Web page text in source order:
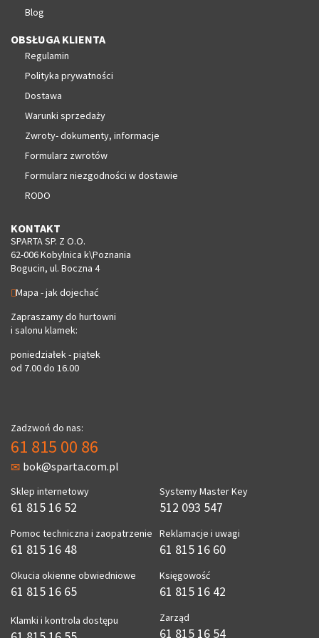
Blog
OBSŁUGA KLIENTA
Regulamin
Polityka prywatności
Dostawa
Warunki sprzedaży
Zwroty- dokumenty, informacje
Formularz zwrotów
Formularz niezgodności w dostawie
RODO
KONTAKT
SPARTA SP. Z O.O.
62-006 Kobylnica k\Poznania
Bogucin, ul. Boczna 4
Mapa - jak dojechać
Zapraszamy do hurtowni
i salonu klamek:
poniedziałek - piątek
od 7.00 do 16.00
Zadzwoń do nas:
61 815 00 86
bok@sparta.com.pl
Sklep internetowy
61 815 16 52
Pomoc techniczna i zaopatrzenie
61 815 16 48
Okucia okienne obwiedniowe
61 815 16 65
Klamki i kontrola dostępu
Systemy Master Key
512 093 547
Reklamacje i uwagi
61 815 16 60
Księgowość
61 815 16 42
Zarząd
61 815 16 54